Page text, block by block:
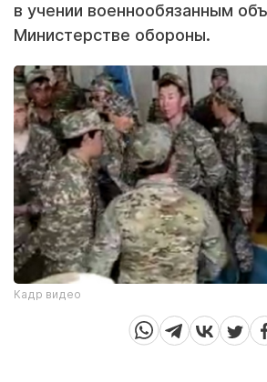
в учении военнообязанным
Министерстве обороны.
Кадр видео